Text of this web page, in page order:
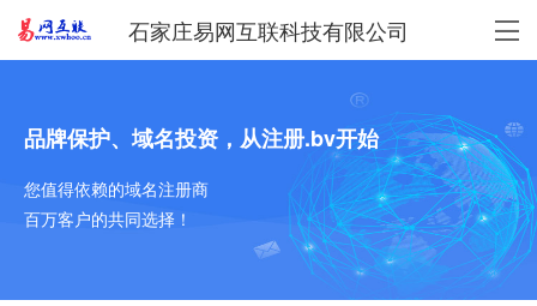
石家庄易网互联科技有限公司
品牌保护、域名投资，从注册.bv开始
您值得依赖的域名注册商
百万客户的共同选择！